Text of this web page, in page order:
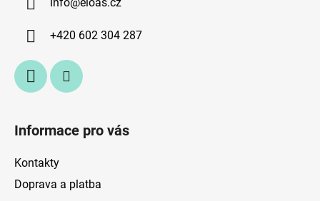
+420 602 304 287
Informace pro vás
Kontakty
Doprava a platba